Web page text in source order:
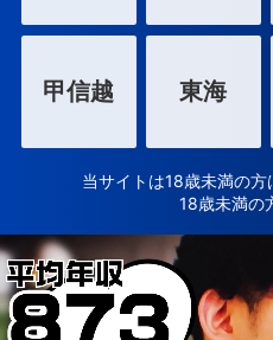
甲信越 東海
当サイトは18歳未満の方
18歳未満の